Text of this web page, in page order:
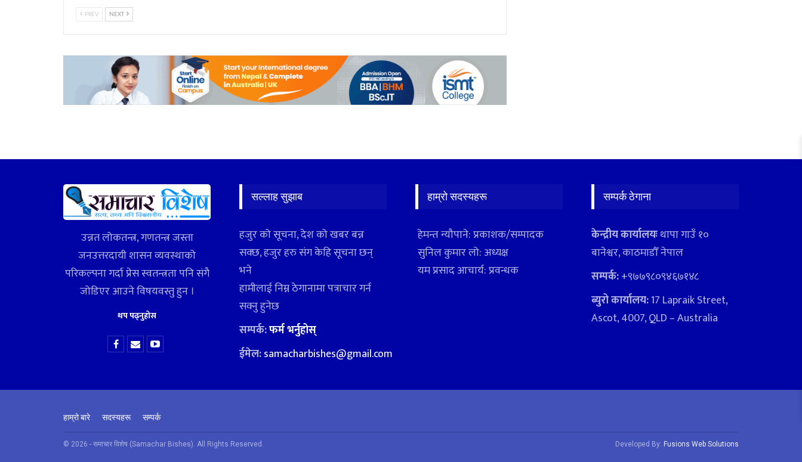
PREV NEXT
उन्नत लोकतन्त्र, गणतन्त्र जस्ता
जनउत्तरदायी शासन व्यवस्थाको
परिकल्पना गर्दा प्रेस स्वतन्त्रता पनि संगै
जोडिएर आउने विषयवस्तु हुन ।
थप पढ्नुहोस
सल्लाह सुझाब
हजुर को सूचना, देश को खबर बन्न
सक्छ, हजुर हरु संग केहि सूचना छन्
भने
हामीलाई निम्न ठेगानामा पत्राचार गर्न
सक्नु हुनेछ
सम्पर्क:फर्म भर्नुहोस्
ईमेल:samacharbishes@gmail.com
हाम्रो सदस्यहरू
हेमन्त न्यौपाने: प्रकाशक/सम्पादक
सुनिल कुमार लो: अध्यक्ष
यम प्रसाद आचार्य: प्रवन्धक
सम्पर्क ठेगाना
केन्द्रीय कार्यालयःथापा गाउँ १०
बानेश्वर, काठमाडौँ नेपाल
सम्पर्क:+९७७९८०९४६७१४८
ब्युरो कार्यालय:17 Lapraik Street,
Ascot, 4007, QLD – Australia
हाम्रो बारे सदस्यहरू सम्पर्क
© 2026 - समाचार विशेष (Samachar Bishes). All Rights Reserved. Developed By: Fusions Web Solutions